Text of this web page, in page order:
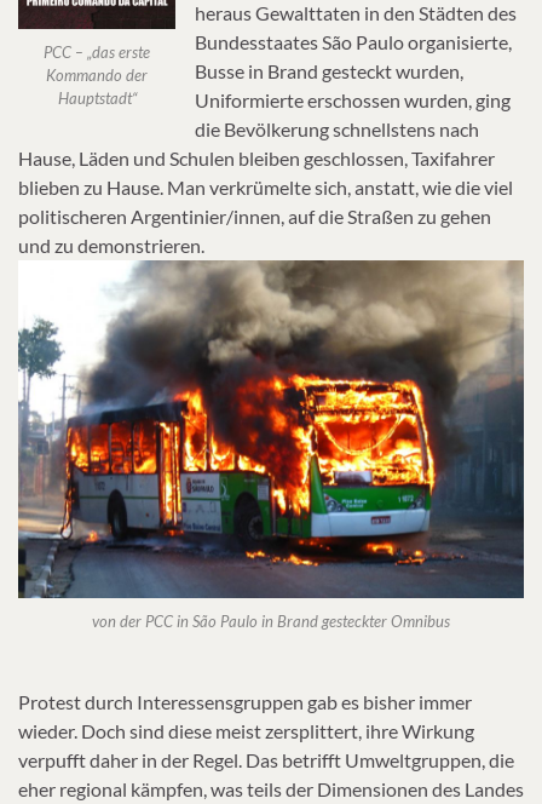
PCC – „das erste
Kommando der
Hauptstadt“
heraus Gewalttaten in den Städten des
Bundesstaates São Paulo organisierte,
Busse in Brand gesteckt wurden,
Uniformierte erschossen wurden, ging
die Bevölkerung schnellstens nach
Hause, Läden und Schulen bleiben geschlossen, Taxifahrer
blieben zu Hause. Man verkrümelte sich, anstatt, wie die viel
politischeren Argentinier/innen, auf die Straßen zu gehen
und zu demonstrieren.
von der PCC in São Paulo in Brand gesteckter Omnibus
Protest durch Interessensgruppen gab es bisher immer
wieder. Doch sind diese meist zersplittert, ihre Wirkung
verpufft daher in der Regel. Das betrifft Umweltgruppen, die
eher regional kämpfen, was teils der Dimensionen des Landes